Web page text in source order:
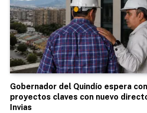
Gobernador del Quindío espera
proyectos claves con nuevo
Invias